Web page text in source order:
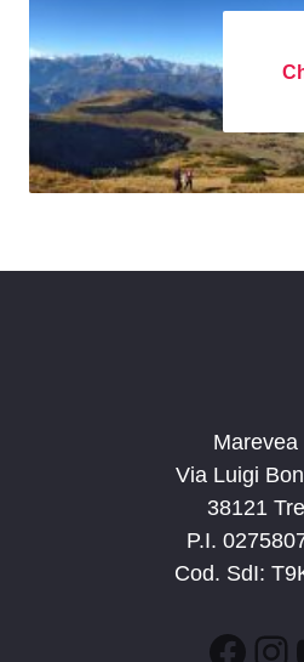
Marevea
Via Luigi
38121
P.I.
Cod. SdI: